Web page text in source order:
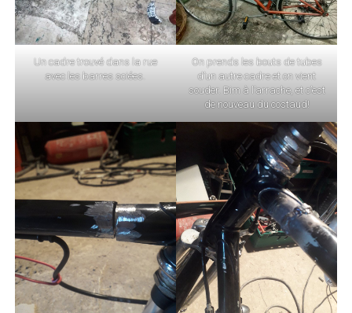
Un cadre trouvé dans la rue
avec les barres sciées.
On prends les bouts de tubes
d’un autre cadre et on vient
souder. Bim à l’arrache, et c’est
de nouveau du costaud!